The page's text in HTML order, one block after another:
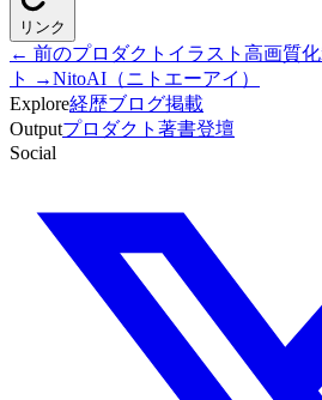
リンク
← 前のプロダクト イラスト高画質化
ト →NitoAI（ニトエーアイ）
Explore経歴ブログ掲載
Outputプロダクト 著書登壇
Social